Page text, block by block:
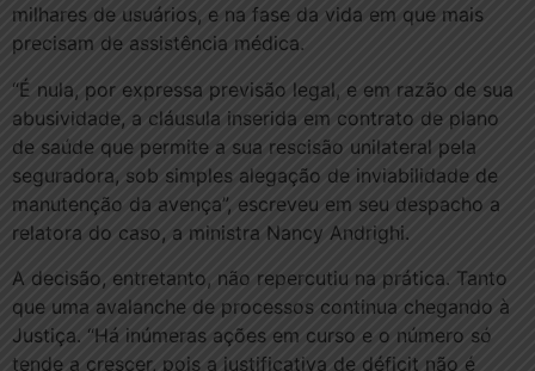
milhares de usuários, e na fase da vida em que mais
precisam de assistência médica.
“É nula, por expressa previsão legal, e em razão de sua
abusividade, a cláusula inserida em contrato de plano
de saúde que permite a sua rescisão unilateral pela
seguradora, sob simples alegação de inviabilidade de
manutenção da avença”, escreveu em seu despacho a
relatora do caso, a ministra Nancy Andrighi.
A decisão, entretanto, não repercutiu na prática. Tanto
que uma avalanche de processos continua chegando à
Justiça. “Há inúmeras ações em curso e o número só
tende a crescer, pois a justificativa de déficit não é